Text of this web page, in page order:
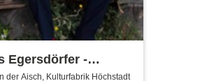
Egersdörfer -
der Aisch, Kulturfabrik Höchstadt